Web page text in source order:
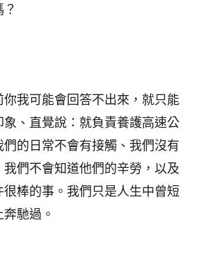
我可能會回答不出來，就只能
象、直覺說：就負責養護高速公
的日常不會有接觸、我們沒有
們不會知道他們的辛勞，以及
棒的事。我們只是人生中曾短
馳過。